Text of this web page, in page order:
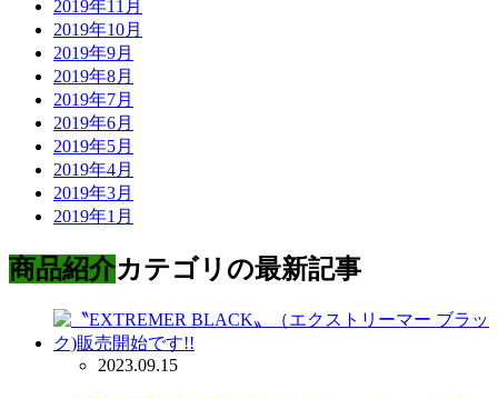
2019年11月
2019年10月
2019年9月
2019年8月
2019年7月
2019年6月
2019年5月
2019年4月
2019年3月
2019年1月
商品紹介カテゴリの最新記事
2023.09.15